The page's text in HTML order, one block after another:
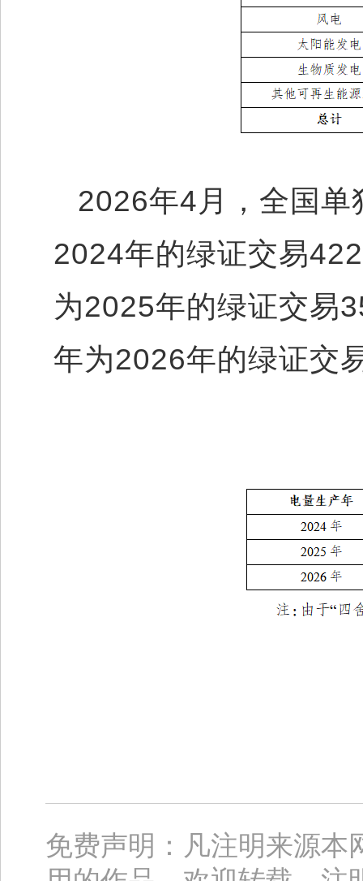
2026年4月，全国
2024年的绿证交易
为2025年的绿证交易
年为2026年的绿证交
免费声明：凡注明来源本